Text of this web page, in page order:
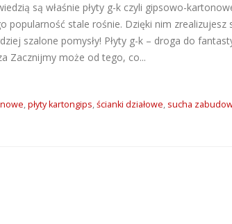
są właśnie płyty g-k czyli gipsowo-
popularność stale rośnie. Dzięki nim zrealizujesz
szalone pomysły! Płyty g-k – droga do
Zacznijmy może od tego, co...
,płyty kartongips,ścianki działowe, sucha
warto wybrać
Grip All marki Soudal?
06-16
05-27
ATLAS M-
montażu
rodzaje i
2026-07-27
Klejące